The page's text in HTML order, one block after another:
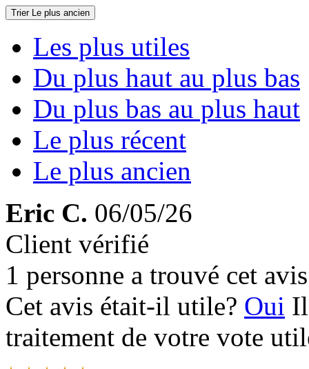
Trier Le plus ancien
Les plus utiles
Du plus haut au plus bas
Du plus bas au plus haut
Le plus récent
Le plus ancien
Eric C. 06/05/26
Client vérifié
1 personne a trouvé cet
Cet avis était-il utile? Oui
traitement de votre vote